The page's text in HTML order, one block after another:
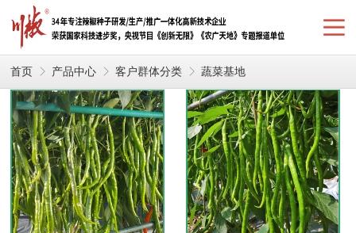
首页 产品中心 客户群体分类 蔬菜基地